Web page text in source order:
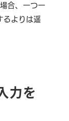
合、一つ一
るよりは遥
力を